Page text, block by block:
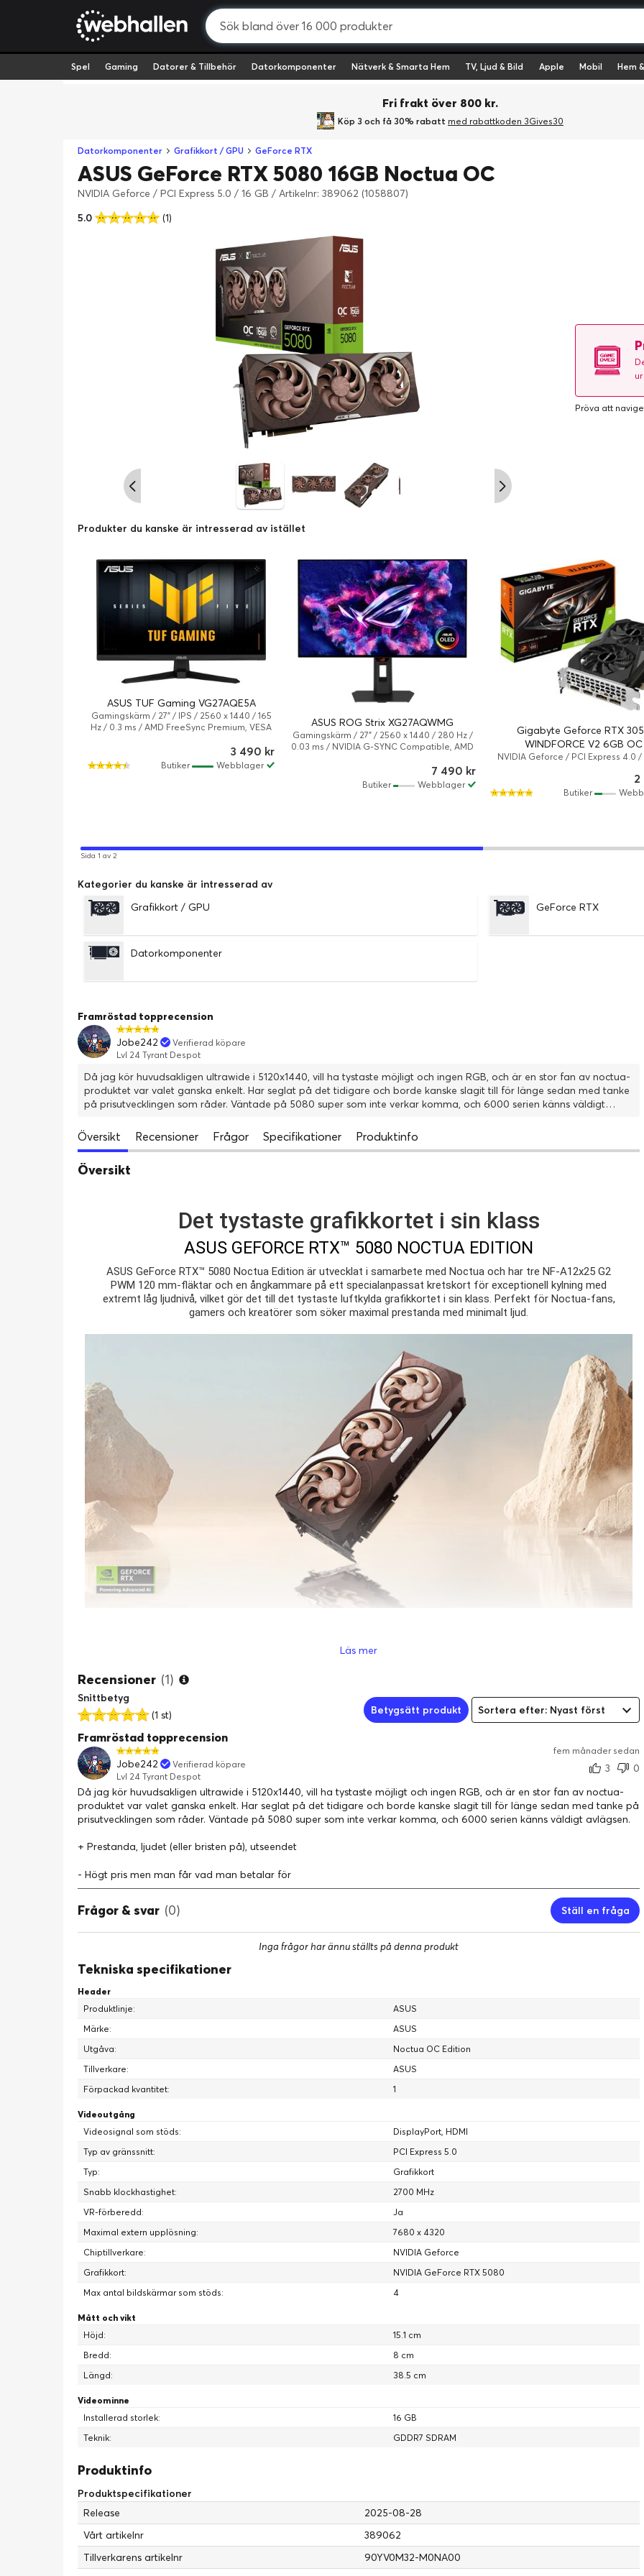
Spel Gaming Datorer & Tillbehör Datorkomponenter Nätverk & Smarta Hem TV, Ljud & Bild Apple Mobil Hem
Fri frakt över 800 kr.
Köp 3 och få 30% rabatt med rabattkoden 3Gives30
Datorkomponenter Grafikkort / GPU GeForce RTX
ASUS GeForce RTX 5080 16GB Noctua OC
NVIDIA Geforce / PCI Express 5.0 / 16 GB / Artikelnr: 389062 (1058807)
5.0
(1)
Pröva att
Produkter du kanske är intresserad av istället
ASUS TUF Gaming VG27AQE5A
Gamingskärm / 27" / IPS / 2560 x 1440 / 165
Hz / 0.3 ms / AMD FreeSync Premium, VESA
3 490 kr
Webblager
Butiker
ASUS ROG Strix XG27AQWMG
Gamingskärm / 27" / 2560 x 1440 / 280 Hz /
0.03 ms / NVIDIA G-SYNC Compatible, AMD
/ Lutning, Vridbar bas, Pivot (rotation), Höjd
7 490 kr
Webblager
Butiker
Gigabyte Geforce RTX
WINDFORCE V2 6GB OC
NVIDIA Geforce / PCI Express 4.0
2
Butiker
Sida 1 av 2
Kategorier du kanske är intresserad av
Grafikkort / GPU
GeForce RTX
Datorkomponenter
Framröstad topprecension
Jobe242
Verifierad köpare
Lvl 24 Tyrant Despot
Då jag kör huvudsakligen ultrawide i 5120x1440, vill ha tystaste möjligt och ingen RGB, och är en stor fan av noctua-
produktet var valet ganska enkelt. Har seglat på det tidigare och borde kanske slagit till för länge sedan med tanke
på prisutvecklingen som råder. Väntade på 5080 super som inte verkar komma, och 6000 serien känns väldigt
Översikt Recensioner Frågor Specifikationer Produktinfo
Översikt
Det tystaste grafikkortet i sin klass
ASUS GEFORCE RTX™ 5080 NOCTUA EDITION
ASUS GeForce RTX™ 5080 Noctua Edition är utvecklat i samarbete med Noctua och har tre NF-A12x25 G2
PWM 120 mm-fläktar och en ångkammare på ett specialanpassat kretskort för exceptionell kylning med
extremt låg ljudnivå, vilket gör det till det tystaste luftkylda grafikkortet i sin klass. Perfekt för Noctua-fans,
gamers och kreatörer som söker maximal prestanda med minimalt ljud.
Drivs av NVIDIA Blackwell-arkitekturen och DLSS 4
TreNoctua NF-A12x25 G2 120 mm fläktar
leder effektivt bort värme till
värmeöverföring, sänker GPU-temperaturen för
förbättrad prestanda och tillförlitlighet
0dB-tekniken
låter dig njuta av lättare spel i relativ
GPU Tweak III-programvaranger intuitiv
prestandajustering, avancerade värmekontroller och
Den ultimata plattformen för gamers och
kreatörer
Maximal AI-prestanda med FP4 och DLSS 4
Nya strömmande multiprocessorer
Optimerade för neurala shaders
Fjärde generationens Ray Tracing-
prestanda
NVIDIA DLSS 4 med Multi Frame
Fullständig Ray Tracing med
Accelerera din kreativitet
NVIDIA Studio-verktyg och teknik
för kreatörer
Förbättra alla videor med
generationens NVIDIA Encoder
Prestanda och
tillförlitlighet
NVIDIA-app med Game Ready
De ultimata
gaming
NVIDIA G-SYNC
Läs mer
Recensioner (1)
Snittbetyg
(1 st)
Betygsätt produkt Sortera efter: Nyast först
Framröstad topprecension
fem månader sedan
Jobe242
Verifierad köpare
Lvl 24 Tyrant Despot
3
0
Då jag kör huvudsakligen ultrawide i 5120x1440, vill ha tystaste möjligt och ingen RGB, och är en stor fan av noctua-
produktet var valet ganska enkelt. Har seglat på det tidigare och borde kanske slagit till för länge sedan med tanke på
prisutvecklingen som råder. Väntade på 5080 super som inte verkar komma, och 6000 serien känns väldigt avlägsen.
+ Prestanda, ljudet (eller bristen på), utseendet
- Högt pris men man får vad man betalar för
Frågor & svar (0) Ställ en fråga
Inga frågor har ännu ställts på denna produkt
Tekniska specifikationer
Header
Produktlinje:
ASUS
Märke:
ASUS
Utgåva:
Noctua OC Edition
Tillverkare:
ASUS
Förpackad kvantitet:
1
Videoutgång
Videosignal som stöds:
DisplayPort, HDMI
Typ av gränssnitt:
PCI Express 5.0
Typ:
Grafikkort
Snabb klockhastighet:
2700 MHz
VR-förberedd:
Ja
Maximal extern upplösning:
7680 x 4320
Chiptillverkare:
NVIDIA Geforce
Grafikkort:
NVIDIA GeForce RTX 5080
Max antal bildskärmar som stöds:
4
Mått och vikt
Höjd:
15.1 cm
Bredd:
8 cm
Längd:
38.5 cm
Videominne
Installerad storlek:
16 GB
Teknik:
GDDR7 SDRAM
Produktinfo
Produktspecifikationer
Release
2025-08-28
Vårt artikelnr
389062
Tillverkarens artikelnr
90YV0M32-M0NA00